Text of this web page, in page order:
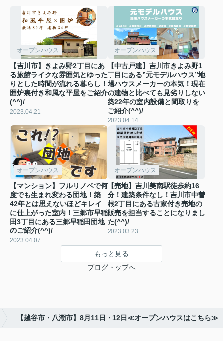
オープンハウス
【吉川市】きよみ野2丁目にあ
る旅館ライクな雰囲気とゆった
りとした時間が流れる暮らし！
囲炉裏付き和風な平屋をご紹介
(^^)/
2023.04.21
オープンハウス
【中古戸建】吉川市きよみ野1
丁目にある”元モデルハウス”地
場ハウスメーカーの本気！現在
の建物と比べても見劣りしない
築22年の室内設備と間取りを
ご紹介(^^)/
2023.04.14
オープンハウス
【マンション】フルリノベで何
度でも生まれ変わる団地！築
42年とは思えないほどキレイ
に仕上がった室内！三郷市早稲
田3丁目にある三郷早稲田団地
のご紹介(^^)/
2023.04.07
オープンハウス
【売地】吉川美南駅徒歩約16
分！建築条件なし！吉川市中曽
根2丁目にある古家付き売地の
販売を担当することになりまし
た(^^)/
2023.03.23
もっと見る
ブログトップへ
【越谷市・八潮市】8月11日・12日≪オープンハウスはこちら≫